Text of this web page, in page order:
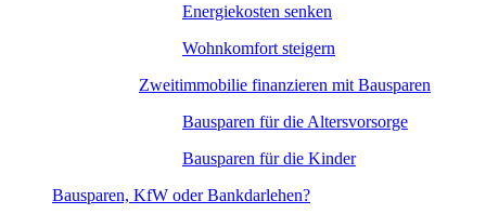
Energiekosten senken
Wohnkomfort steigern
Zweitimmobilie finanzieren mit Bausparen
Bausparen für die Altersvorsorge
Bausparen für die Kinder
Bausparen, KfW oder Bankdarlehen?